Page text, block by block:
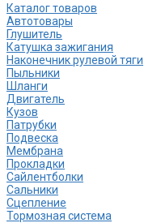
Каталог товаров
Автотовары
Глушитель
Катушка зажигания
Наконечник рулевой тяги
Пыльники
Шланги
Двигатель
Кузов
Патрубки
Подвеска
Мембрана
Прокладки
Сайлентболки
Сальники
Сцепление
Тормозная система